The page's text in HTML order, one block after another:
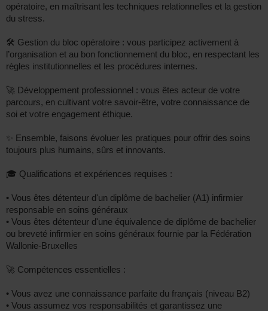
opératoire, en maîtrisant les techniques relationnelles et la gestion
du stress.
🛠️ Gestion du bloc opératoire : vous participez activement à
l’organisation et au bon fonctionnement du bloc, en respectant les
règles institutionnelles et les procédures internes.
🚀 Développement professionnel : vous êtes acteur de votre
parcours, en cultivant votre savoir-être, votre connaissance de
soi et votre engagement éthique.
✨ Ensemble, faisons évoluer les pratiques pour offrir des soins
toujours plus humains, sûrs et innovants.
🎓 Qualifications et expériences requises :
• Vous êtes détenteur d'un diplôme de bachelier (A1) infirmier
responsable en soins généraux
• Vous êtes détenteur d'une équivalence de diplôme de bachelier
ou breveté infirmier en soins généraux fournie par la Fédération
Wallonie-Bruxelles
🚀 Compétences essentielles :
• Vous avez une connaissance parfaite du français (niveau B2)
• Vous assumez vos responsabilités et garantissez une